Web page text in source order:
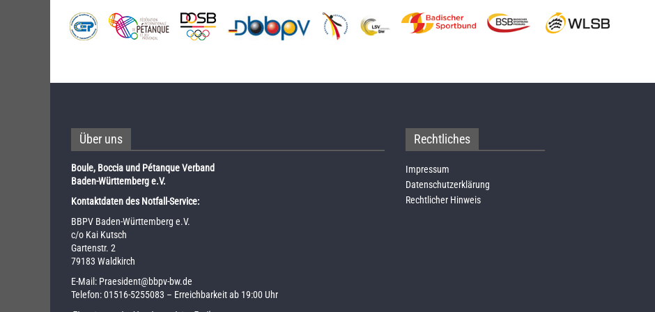
Über uns
Boule, Boccia und Pétanque Verband
Baden-Württemberg e.V.
Kontaktdaten des Notfall-Service:
BBPV Baden-Württemberg e.V.
c/o Kai Kutsch
Gartenstr. 2
79183 Waldkirch
E-Mail: Praesident@bbpv-bw.de
Telefon:01516-5255083 – Erreichbarkeit ab 19:00 Uhr
Rechtliches
Impressum
Datenschutzerklärung
Rechtlicher Hinweis